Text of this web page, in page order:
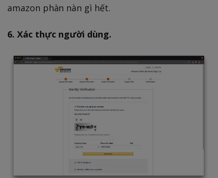
amazon phàn nàn gì hết.
6. Xác thực người dùng.